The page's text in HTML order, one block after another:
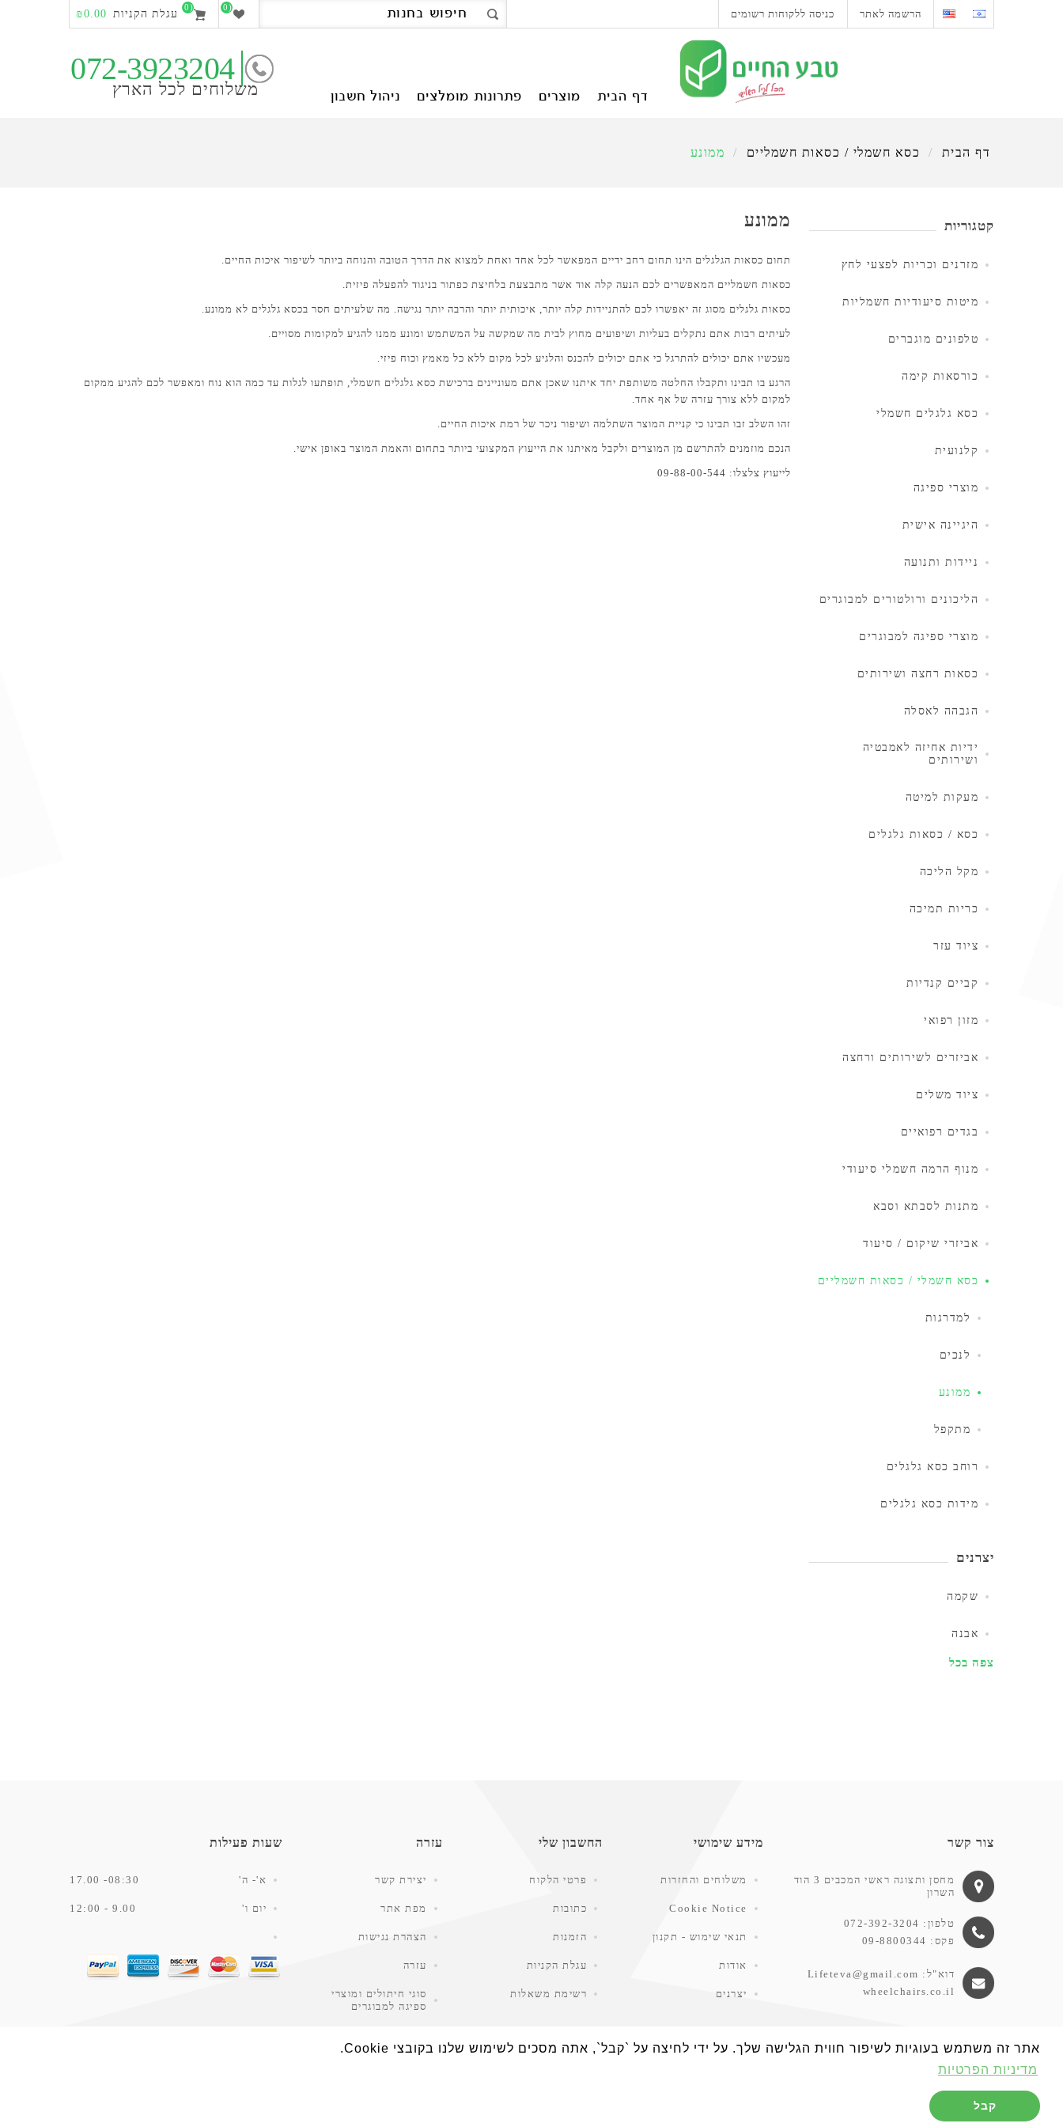
אתר זה משתמש בעוגיות לשיפור חווית הגלישה שלך. על ידי לחיצה על `קבל`, אתה מסכים לשימוש שלנו בקובצי Cookie.
מדיניות הפרטיות
קבל
הרשמה לאתר כניסה ללקוחות רשומים
(0)
(0)
עגלת הקניות ₪0.00
דף הבית מוצרים פתרונות מומלצים ניהול חשבון
072-3923204
משלוחים לכל הארץ
דף הבית / כסא חשמלי / כסאות חשמליים / ממונע
ממונע
תחום כסאות הגלגלים הינו תחום רחב ידיים המפאשר לכל אחד ואחת למצוא את הדרך הטובה והנוחה ביותר לשיפור איכות החיים.
כסאות חשמליים המאפשרים לכם הנעה קלה אוד אשר מתבצעת בלחיצת כפתור בניגוד להפעלה פיזית.
כסאות גלגלים מסוג זה יאפשרו לכם להתניידות קלה יותר, איכותית יותר והרבה יותר נגישה. מה שלעיתים חסר בכסא גלגלים לא ממונע.
לעיתים רבות אתם נתקלים בעליות ושיפועים מחוץ לבית מה שמקשה על המשתמש ומונע ממנו להגיע למקומות מסויים.
מעכשיו אתם יכולים להתרגל כי אתם יכולים להכנס והלגיע לכל מקום ללא כל מאמץ וכוח פיזי.
הרגע בו תבינו ותקבלו החלטה משותפת יחד איתנו שאכן אתם מעוניינים ברכישת כסא גלגלים חשמלי, תופתעו לגלות עד כמה הוא נוח ומאפשר לכם להגיע ממקום
למקום ללא צורך עזרה של אף אחד.
זהו השלב זבו תבינו כי קניית המוצר השתלמה ושיפור ניכר של רמת איכות החיים.
הנכם מוזמנים להתרשם מן המוצרים ולקבל מאיתנו את הייעוץ המקצועי ביותר בתחום והאמת המוצר באופן אישי.
לייעוץ צלצלו: 09-88-00-544
קטגוריות
מזרנים וכריות לפצעי לחץ
מיטות סיעודיות חשמליות
טלפונים מוגברים
כורסאות קימה
כסא גלגלים חשמלי
קלנועית
מוצרי ספיגה
היגיינה אישית
ניידות ותנועה
הליכונים ורולטורים למבוגרים
מוצרי ספיגה למבוגרים
כסאות רחצה ושירותים
הגבהה לאסלה
ידיות אחיזה לאמבטיה
ושירותים
מעקות למיטה
כסא / כסאות גלגלים
מקל הליכה
כריות תמיכה
ציוד עזר
קביים קנדיות
מזון רפואי
אביזרים לשירותים ורחצה
ציוד משלים
בגדים רפואיים
מנוף הרמה חשמלי סיעודי
מתנות לסבתא וסבא
אביזרי שיקום / סיעוד
כסא חשמלי / כסאות חשמליים
למדרגות
לנכים
ממונע
מתקפל
רוחב כסא גלגלים
מידות כסא גלגלים
יצרנים
שקמה
אבנה
צפה בכל
צור קשר
מחסן ותצוגה ראשי המכבים 3 הוד
השרון
טלפון: 072-392-3204
פקס: 09-8800344
דוא"ל: Lifeteva@gmail.com
wheelchairs.co.il
מידע שימושי
משלוחים והחזרות
Cookie Notice
תנאי שימוש - תקנון
אודות
יצרנים
החשבון שלי
פרטי הלקוח
כתובות
הזמנות
עגלת הקניות
רשימת משאלות
עזרה
יצירת קשר
מפת אתר
הצהרת נגישות
עזרה
סוגי חיתולים ומוצרי
ספיגה למבוגרים
שעות פעילות
א'- ה' 08:30- 17.00
יום ו' 9.00 - 12:00
טבע החיים - הכל לגיל השלישי www.wheelchairs.co.il © כל הזכויות שמורות.